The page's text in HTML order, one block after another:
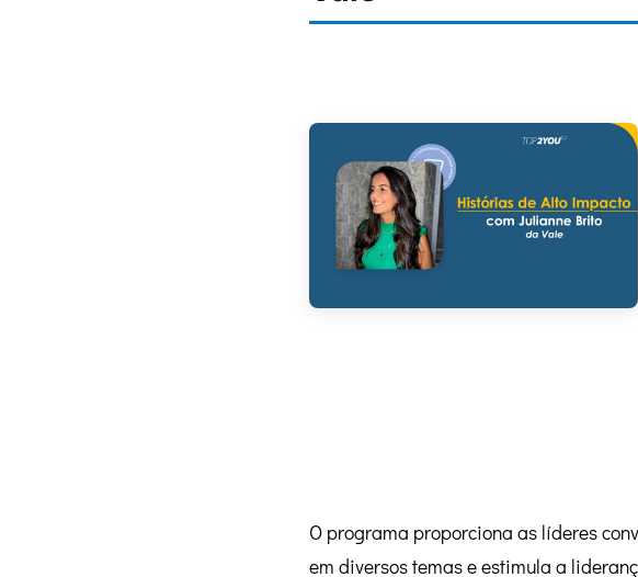
O programa proporciona as líderes
em diversos temas e estimula a